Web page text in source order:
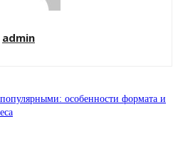
admin
особенности формата и